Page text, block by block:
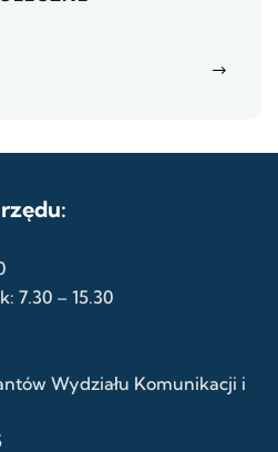
7.30 – 15.30
Wydziału Komunikacji i